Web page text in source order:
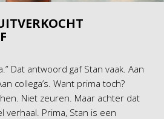
Dat antwoord gaf Stan vaak. Aan
collega’s. Want prima toch?
Niet zeuren. Maar achter dat
verhaal. Prima, Stan is een